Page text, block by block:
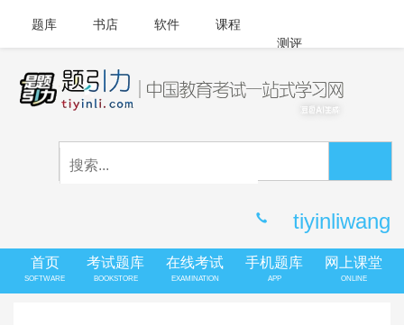
题库 书店 软件
课程
测评
APP下载
tiyinliwang
首页
SOFTWARE
考试题库
BOOKSTORE
在线考试
EXAMINATION
手机题库
APP
网上课堂
ONLINE